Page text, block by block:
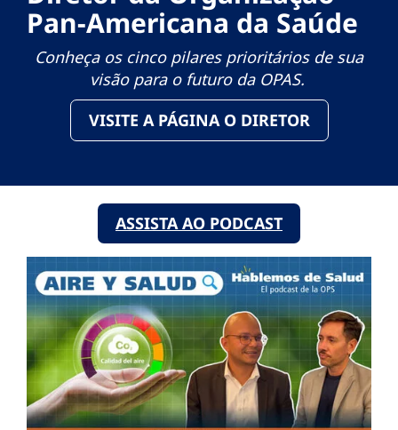
Pan-Americana da Saúde
Conheça os cinco pilares prioritários de sua
visão para o futuro da OPAS.
VISITE A PÁGINA O DIRETOR
ASSISTA AO PODCAST